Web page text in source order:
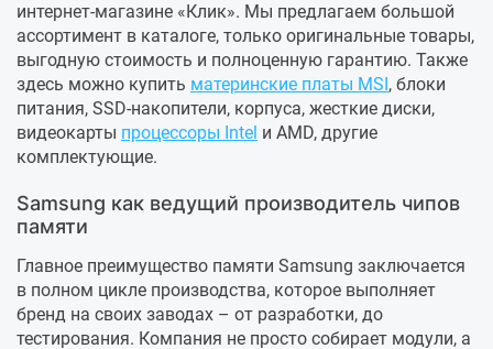
интернет-магазине «Клик». Мы предлагаем большой
ассортимент в каталоге, только оригинальные товары,
выгодную стоимость и полноценную гарантию. Также
здесь можно купить материнские платы MSI , блоки
питания, SSD-накопители, корпуса, жесткие диски,
видеокарты процессоры Intel и AMD, другие
комплектующие.
Samsung как ведущий производитель чипов
памяти
Главное преимущество памяти Samsung заключается
в полном цикле производства, которое выполняет
бренд на своих заводах – от разработки, до
тестирования. Компания не просто собирает модули, а